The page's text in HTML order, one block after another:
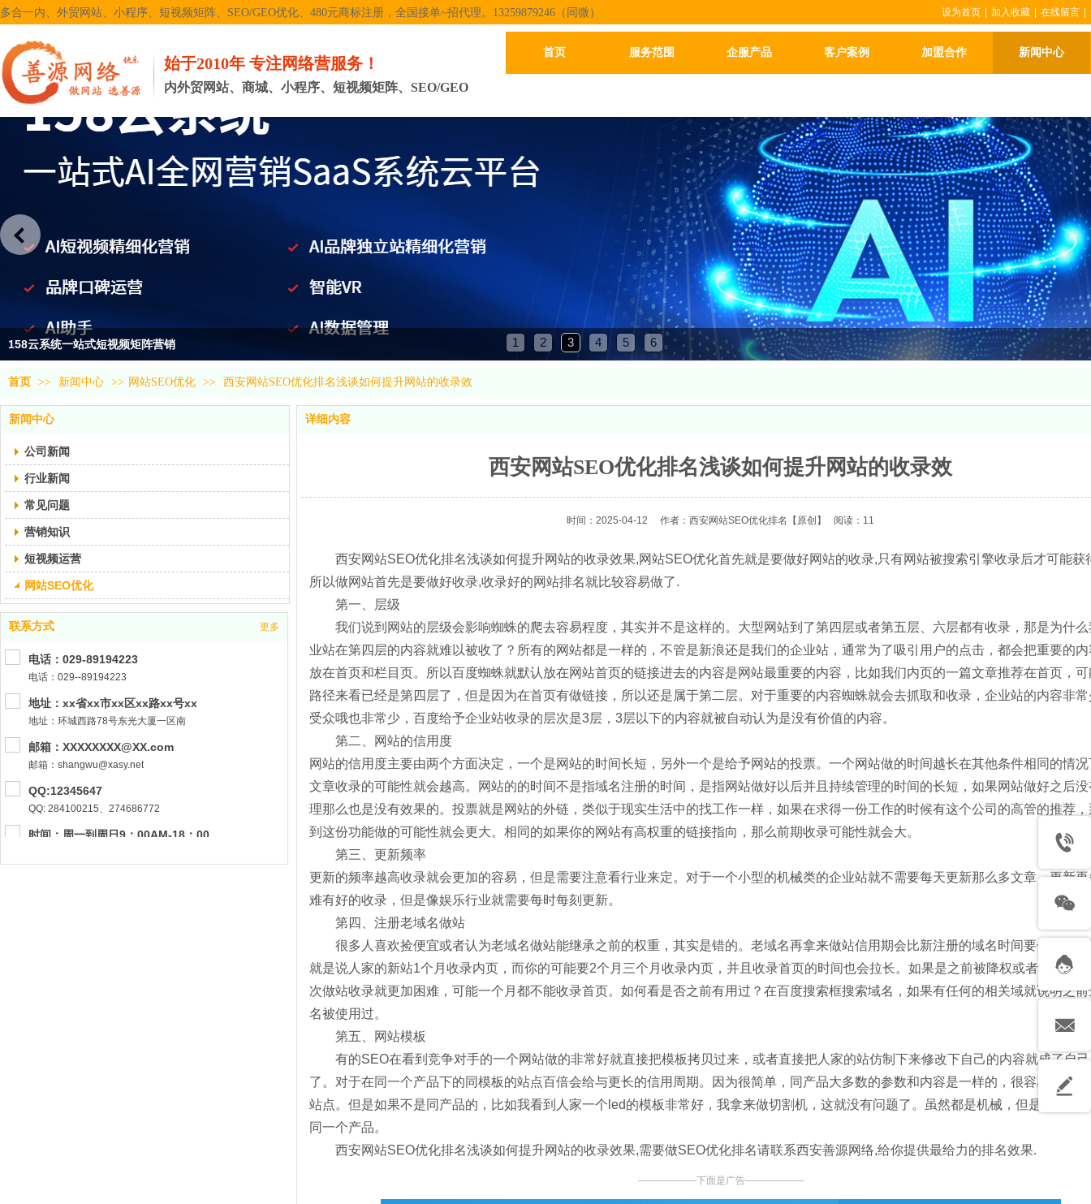
多合一内、外贸网站、小程序、短视频矩阵、SEO/GEO优化、480元商标注册，全国接单~招代理。13259879246（同微）
始于2010年 专注网络营服务！
内外贸网站、商城、小程序、短视频矩阵、SEO/GEO
首页 服务范围 企服产品 客户案例 加盟合作 新闻中心
设为首页 加入收藏 在线留言
1 2 3 4 5 6
158云系统一站式短视频矩阵营销
首页 >> 新闻中心 >> 网站SEO优化 >> 西安网站SEO优化排名浅谈如何提升网站的收录效
新闻中心
公司新闻
行业新闻
常见问题
营销知识
短视频运营
网站SEO优化
联系方式 更多
电话：029-89194223
电话：029--89194223
地址：xx省xx市xx区xx路xx号xx
地址：环城西路78号东光大厦一区南
邮箱：XXXXXXXX@XX.com
邮箱：shangwu@xasy.net
QQ:12345647
QQ: 284100215、274686772
时间：周一到周日9：00AM-18：00
详细内容
西安网站SEO优化排名浅谈如何提升网站的收录效
时间：2025-04-12 作者：西安网站SEO优化排名 【原创】 阅读：11
西安网站SEO优化排名浅谈如何提升网站的收录效果,网站SEO优化首先就是要做好网站的收录,只有网站被搜索引擎收录后才可能获
所以做网站首先是要做好收录,收录好的网站排名就比较容易做了.
第一、层级
我们说到网站的层级会影响蜘蛛的爬去容易程度，其实并不是这样的。大型网站到了第四层或者第五层、六层都有收录，那是为什
业站在第四层的内容就难以被收了？所有的网站都是一样的，不管是新浪还是我们的企业站，通常为了吸引用户的点击，都会把重要的
放在首页和栏目页。所以百度蜘蛛就默认放在网站首页的链接进去的内容是网站最重要的内容，比如我们内页的一篇文章推荐在首页，
路径来看已经是第四层了，但是因为在首页有做链接，所以还是属于第二层。对于重要的内容蜘蛛就会去抓取和收录，企业站的内容非
受众哦也非常少，百度给予企业站收录的层次是3层，3层以下的内容就被自动认为是没有价值的内容。
第二、网站的信用度
网站的信用度主要由两个方面决定，一个是网站的时间长短，另外一个是给予网站的投票。一个网站做的时间越长在其他条件相同的情
文章收录的可能性就会越高。网站的的时间不是指域名注册的时间，是指网站做好以后并且持续管理的时间的长短，如果网站做好之后
理那么也是没有效果的。投票就是网站的外链，类似于现实生活中的找工作一样，如果在求得一份工作的时候有这个公司的高管的推荐
到这份功能做的可能性就会更大。相同的如果你的网站有高权重的链接指向，那么前期收录可能性就会大。
第三、更新频率
更新的频率越高收录就会更加的容易，但是需要注意看行业来定。对于一个小型的机械类的企业站就不需要每天更新那么多文章，更新
难有好的收录，但是像娱乐行业就需要每时每刻更新。
第四、注册老域名做站
很多人喜欢捡便宜或者认为老域名做站能继承之前的权重，其实是错的。老域名再拿来做站信用期会比新注册的域名时间要长2-3个
就是说人家的新站1个月收录内页，而你的可能要2个月三个月收录内页，并且收录首页的时间也会拉长。如果是之前被降权或者被K或的
次做站收录就更加困难，可能一个月都不能收录首页。如何看是否之前有用过？在百度搜索框搜索域名，如果有任何的相关域就说明之
名被使用过。
第五、网站模板
有的SEO在看到竞争对手的一个网站做的非常好就直接把模板拷贝过来，或者直接把人家的站仿制下来修改下自己的内容就成了自
了。对于在同一个产品下的同模板的站点百倍会给与更长的信用周期。因为很简单，同产品大多数的参数和内容是一样的，很容易被识
站点。但是如果不是同产品的，比如我看到人家一个led的模板非常好，我拿来做切割机，这就没有问题了。虽然都是机械，但是做的产
同一个产品。
西安网站SEO优化排名浅谈如何提升网站的收录效果,需要做SEO优化排名请联系西安善源网络,给你提供最给力的排名效果.
——————下面是广告——————